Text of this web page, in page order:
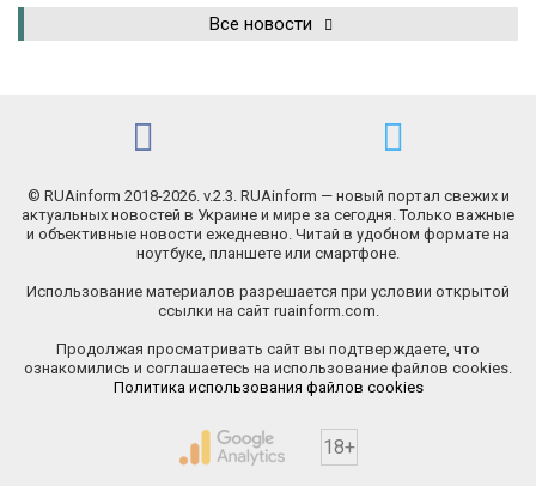
Все новости
© RUAinform 2018-2026. v.2.3. RUAinform — новый портал свежих и
актуальных новостей в Украине и мире за сегодня. Только важные
и объективные новости ежедневно. Читай в удобном формате на
ноутбуке, планшете или смартфоне.
Использование материалов разрешается при условии открытой
ссылки на сайт ruainform.com.
Продолжая просматривать сайт вы подтверждаете, что
ознакомились и соглашаетесь на использование файлов cookies.
Политика использования файлов cookies
18+